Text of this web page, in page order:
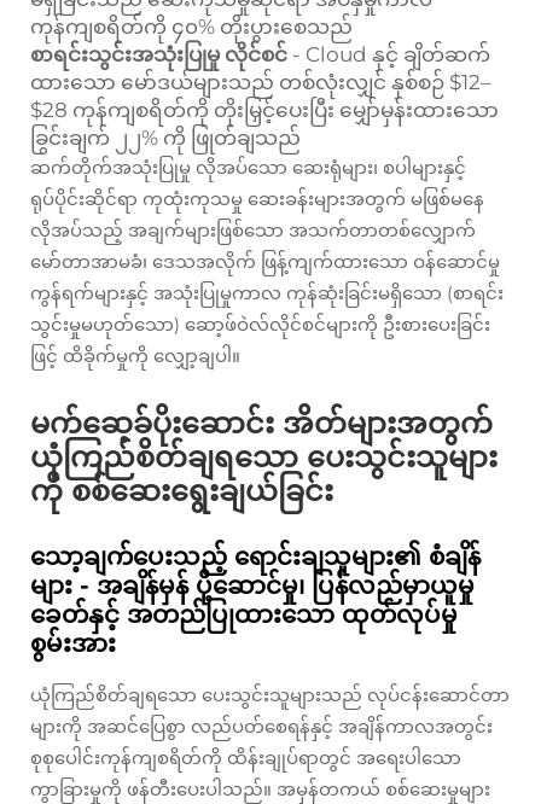
ကုန်ကျစရိတ်ကို ၄၀% တိုးပွားစေသည်
စာရင်းသွင်းအသုံးပြုမှု လိုင်စင် - Cloud နှင့် ချိတ်ဆက်
ထားသော မော်ဒယ်များသည် တစ်လုံးလျှင် နှစ်စဉ် $12–
$28 ကုန်ကျစရိတ်ကို တိုးမြှင့်ပေးပြီး မျှော်မှန်းထားသော
ခြွင်းချက် ၂၂% ကို ဖြုတ်ချသည်
ဆက်တိုက်အသုံးပြုမှု လိုအပ်သော ဆေးရုံများ၊ စပါများနှင့်
ရုပ်ပိုင်းဆိုင်ရာ ကုထုံးကုသမှု ဆေးခန်းများအတွက် မဖြစ်မနေ
လိုအပ်သည့် အချက်များဖြစ်သော အသက်တာတစ်လျှောက်
မော်တာအာမခံ၊ ဒေသအလိုက် ဖြန့်ကျက်ထားသော ဝန်ဆောင်မှု
ကွန်ရက်များနှင့် အသုံးပြုမှုကာလ ကုန်ဆုံးခြင်းမရှိသော (စာရင်း
သွင်းမှုမဟုတ်သော) ဆော့ဖ်ဝဲလ်လိုင်စင်များကို ဦးစားပေးခြင်း
ဖြင့် ထိခိုက်မှုကို လျှော့ချပါ။
မက်ဆေ့ခ်ပိုးဆောင်း အိတ်များအတွက်
ယုံကြည်စိတ်ချရသော ပေးသွင်းသူများ
ကို စစ်ဆေးရွေးချယ်ခြင်း
သော့ချက်ပေးသည့် ရောင်းချသူများ၏ စံချိန်
များ - အချိန်မှန် ပို့ဆောင်မှု၊ ပြန်လည်မှာယူမှု
ခေတ်နှင့် အတည်ပြုထားသော ထုတ်လုပ်မှု
စွမ်းအား
ယုံကြည်စိတ်ချရသော ပေးသွင်းသူများသည် လုပ်ငန်းဆောင်တာ
များကို အဆင်ပြေစွာ လည်ပတ်စေရန်နှင့် အချိန်ကာလအတွင်း
စုစုပေါင်းကုန်ကျစရိတ်ကို ထိန်းချုပ်ရာတွင် အရေးပါသော
ကွာခြားမှုကို ဖန်တီးပေးပါသည်။ အမှန်တကယ် စစ်ဆေးမှုများ